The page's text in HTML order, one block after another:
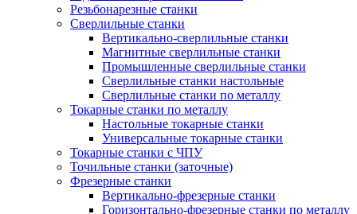
Резьбонарезные станки
Сверлильные станки
Вертикально-сверлильные станки
Магнитные сверлильные станки
Промышленные сверлильные станки
Сверлильные станки настольные
Сверлильные станки по металлу
Токарные станки по металлу
Настольные токарные станки
Универсальные токарные станки
Токарные станки с ЧПУ
Точильные станки (заточные)
Фрезерные станки
Вертикально-фрезерные станки
Горизонтально-фрезерные станки по металлу